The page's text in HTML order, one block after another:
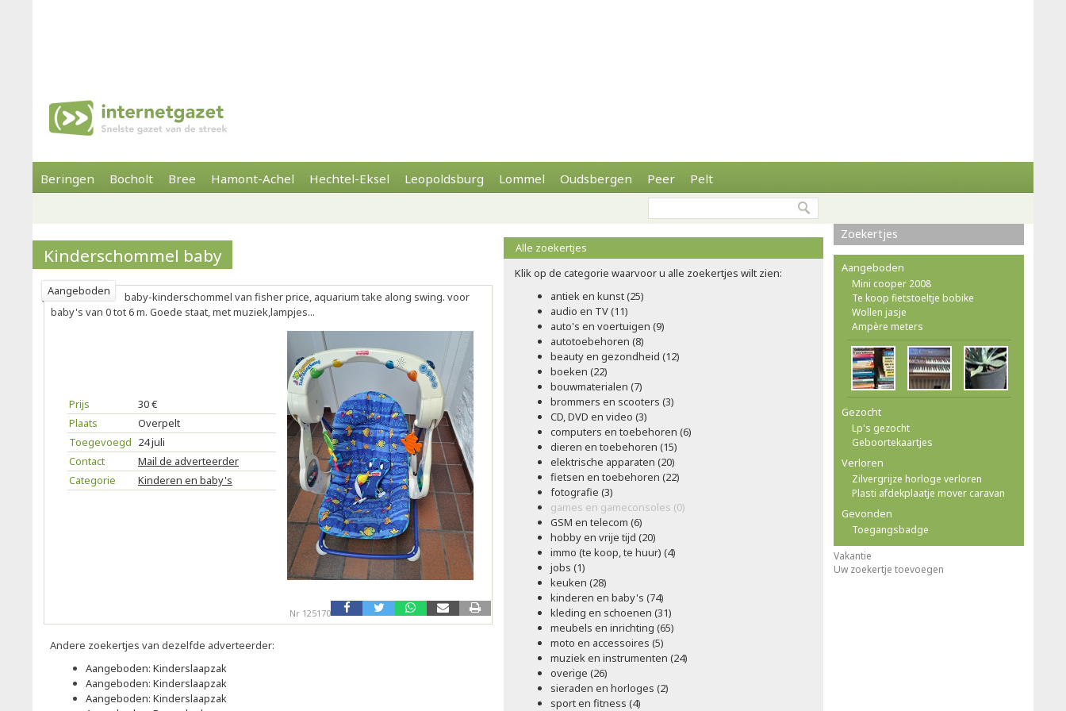
Beringen Bocholt Bree Hamont-Achel Hechtel-Eksel Leopoldsburg Lommel Oudsbergen Peer Pelt
Kinderschommel baby
Aangeboden
baby-kinderschommel van fisher price, aquarium take along swing. voor
baby's van 0 tot 6 m. Goede staat, met muziek,lampjes...
Prijs
30 €
Plaats
Overpelt
Toegevoegd 24 juli
Contact
Mail de adverteerder
Categorie
Kinderen en baby's
Nr 125170
Andere zoekertjes van dezelfde adverteerder:
Aangeboden: Kinderslaapzak
Aangeboden: Kinderslaapzak
Aangeboden: Kinderslaapzak
Alle zoekertjes
Klik op de categorie waarvoor u alle zoekertjes wilt zien:
antiek en kunst (25)
audio en TV (11)
auto's en voertuigen (9)
autotoebehoren (8)
beauty en gezondheid (12)
boeken (22)
bouwmaterialen (7)
brommers en scooters (3)
CD, DVD en video (3)
computers en toebehoren (6)
dieren en toebehoren (15)
elektrische apparaten (20)
fietsen en toebehoren (22)
fotografie (3)
games en gameconsoles (0)
GSM en telecom (6)
hobby en vrije tijd (20)
immo (te koop, te huur) (4)
jobs (1)
keuken (28)
kinderen en baby's (74)
kleding en schoenen (31)
meubels en inrichting (65)
moto en accessoires (5)
muziek en instrumenten (24)
overige (26)
sieraden en horloges (2)
sport en fitness (4)
Zoekertjes
Aangeboden
Mini cooper 2008
Te koop fietstoeltje bobike
Wollen jasje
Ampère meters
Gezocht
Lp's gezocht
Geboortekaartjes
Verloren
Zilvergrijze horloge verloren
Plasti afdekplaatje mover caravan
Gevonden
Toegangsbadge
Vakantie
Uw zoekertje toevoegen